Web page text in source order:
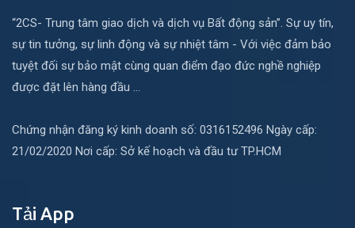
“2CS- Trung tâm giao dịch và dịch vụ Bất động sản”. Sự uy tín,
sự tin tưởng, sự linh động và sự nhiệt tâm - Với việc đảm bảo
tuyệt đối sự bảo mật cùng quan điểm đạo đức nghề nghiệp
được đặt lên hàng đầu ...
Chứng nhận đăng ký kinh doanh số: 0316152496 Ngày cấp:
21/02/2020 Nơi cấp: Sở kế hoạch và đầu tư TP.HCM
Tải App